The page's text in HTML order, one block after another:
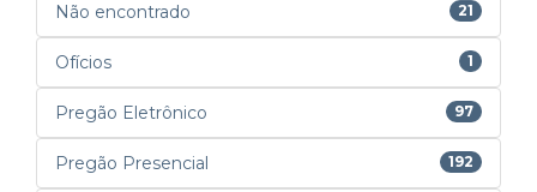
Não encontrado 21
Ofícios 1
Pregão Eletrônico 97
Pregão Presencial 192